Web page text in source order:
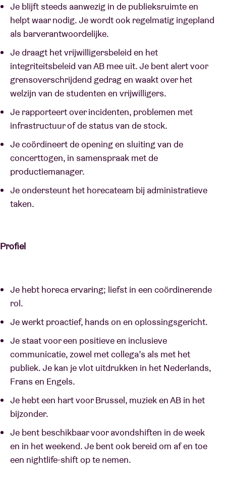
Je blijft steeds aanwezig in de publieksruimte en
helpt waar nodig. Je wordt ook regelmatig ingepland
als barverantwoordelijke.
Je draagt het vrijwilligersbeleid en het
integriteitsbeleid van AB mee uit. Je bent alert voor
grensoverschrijdend gedrag en waakt over het
welzijn van de studenten en vrijwilligers.
Je rapporteert over incidenten, problemen met
infrastructuur of de status van de stock.
Je coördineert de opening en sluiting van de
concerttogen, in samenspraak met de
productiemanager.
Je ondersteunt het horecateam bij administratieve
taken.
Profiel
Je hebt horeca ervaring; liefst in een coördinerende
rol.
Je werkt proactief, hands on en oplossingsgericht.
Je staat voor een positieve en inclusieve
communicatie, zowel met collega’s als met het
publiek. Je kan je vlot uitdrukken in het Nederlands,
Frans en Engels.
Je hebt een hart voor Brussel, muziek en AB in het
bijzonder.
Je bent beschikbaar voor avondshiften in de week
en in het weekend. Je bent ook bereid om af en toe
een nightlife-shift op te nemen.